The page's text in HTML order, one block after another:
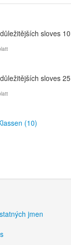
sloves
sloves
(10)
jmen